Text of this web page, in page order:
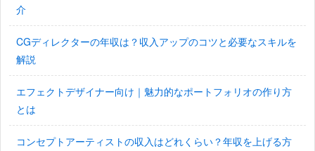
介
CGディレクターの年収は？収入アップのコツと必要なスキルを
解説
エフェクトデザイナー向け｜魅力的なポートフォリオの作り方
とは
コンセプトアーティストの収入はどれくらい？年収を上げる方